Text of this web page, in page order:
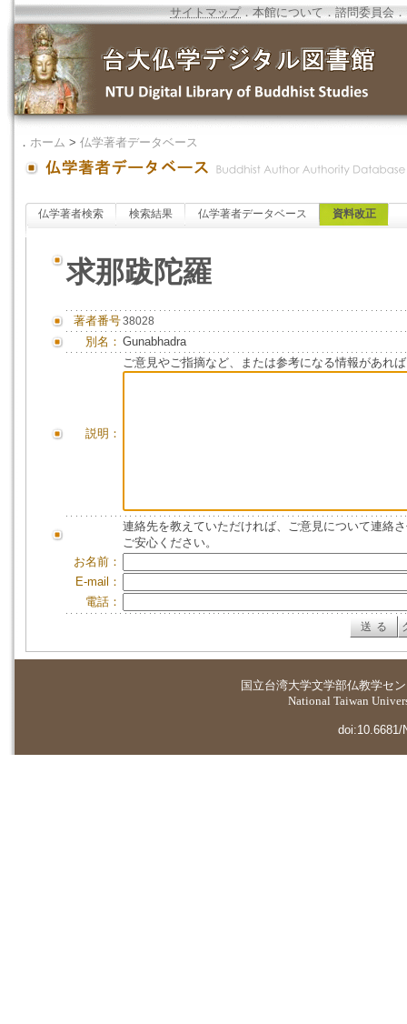
サイトマップ．本館について ．諮問委員会 ．
． ホーム > 仏学著者データベース
仏学著者検索 検索結果 仏学著者データベース 資料改正
求那跋陀羅
著者番号38028
別名： Gunabhadra
説明：
ご意見やご指摘など、または参考になる情報があれ
連絡先を教えていただければ、ご意見について連絡
ご安心ください。
お名前：
E-mail：
電話：
国立台湾大学文学部仏教学セ
National Taiwan
doi:10.6681/